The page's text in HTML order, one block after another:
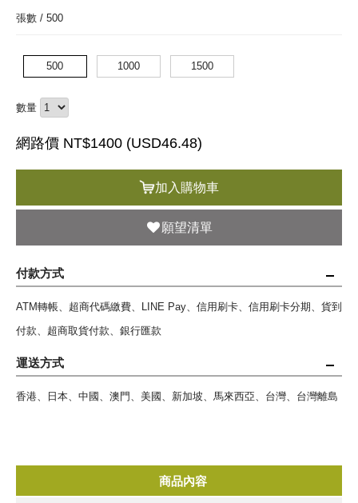
張數 / 500
500 1000 1500
數量
網路價 NT$1400 (USD46.48)
加入購物車
願望清單
付款方式
ATM轉帳、超商代碼繳費、LINE Pay、信用刷卡、信用刷卡分期、貨到
付款、超商取貨付款、銀行匯款
運送方式
香港、日本、中國、澳門、美國、新加坡、馬來西亞、台灣、台灣離島
商品內容